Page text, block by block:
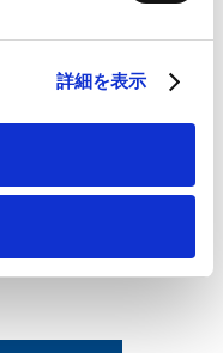
部サイト）
詳細を表示
関する議案提出の制
の見直し
検査役の選任申立権